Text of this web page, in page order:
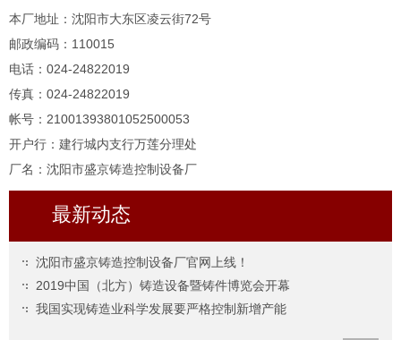
本厂地址：沈阳市大东区凌云街72号
邮政编码：110015
电话：024-24822019
传真：024-24822019
帐号：21001393801052500053
开户行：建行城内支行万莲分理处
厂名：沈阳市盛京铸造控制设备厂
最新动态
沈阳市盛京铸造控制设备厂官网上线！
2019中国（北方）铸造设备暨铸件博览会开幕
我国实现铸造业科学发展要严格控制新增产能